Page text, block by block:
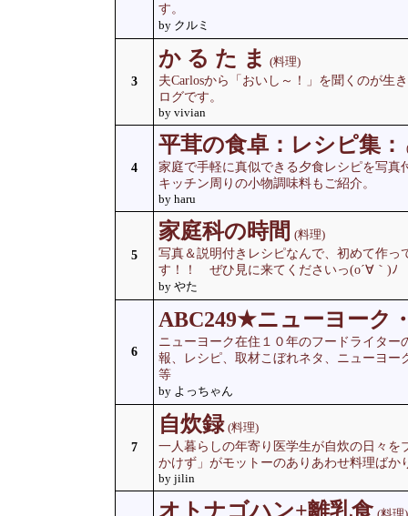
す。
by クルミ
3
か る た ま
(料理)
夫Carlosから「おいし～！」を聞くのが生
ログです。
by vivian
4
平茸の食卓：レシピ集：
家庭で手軽に真似できる夕食レシピを写真
キッチン周りの小物調味料もご紹介。
by haru
5
家庭科の時間 (料理)
写真＆説明付きレシピなんで、初めて作っ
す！！ ぜひ見に来てくださいっ(o´∀｀)ﾉ
by やた
6
ABC249★ニューヨーク
ニューヨーク在住１０年のフードライター
報、レシピ、取材こぼれネタ、ニューヨー
等
by よっちゃん
7
自炊録 (料理)
一人暮らしの年寄り医学生が自炊の日々を
かけず」がモットーのありあわせ料理ばか
by jilin
オトナゴハン+離乳食 (料理)